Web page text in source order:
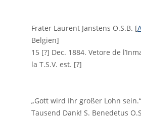
Frater Laurent Janstens O.S.B. [
Belgien]
15 [?] Dec. 1884. Vetore de
la T.S.V. est. [?]
„Gott wird Ihr großer Lohn sein.“
Tausend Dank! S. Benedetus